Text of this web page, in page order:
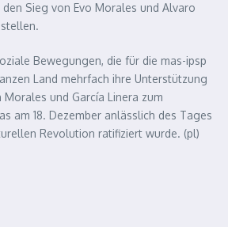
Sieg von Evo Morales und Alvaro
Bewegungen, die für die mas-ipsp
Land mehrfach ihre Unterstützung
und García Linera zum
am 18. Dezember anlässlich des Tages
Revolution ratifiziert wurde. (pl)